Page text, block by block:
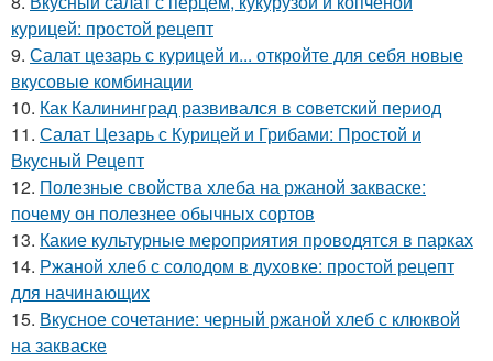
курицей: простой рецепт
9. Салат цезарь с курицей и... откройте для себя новые
вкусовые комбинации
10. Как Калининград развивался в советский период
11. Салат Цезарь с Курицей и Грибами: Простой и
Вкусный Рецепт
12. Полезные свойства хлеба на ржаной закваске:
почему он полезнее обычных сортов
13. Какие культурные мероприятия проводятся в парках
14. Ржаной хлеб с солодом в духовке: простой рецепт
для начинающих
15. Вкусное сочетание: черный ржаной хлеб с клюквой
на закваске